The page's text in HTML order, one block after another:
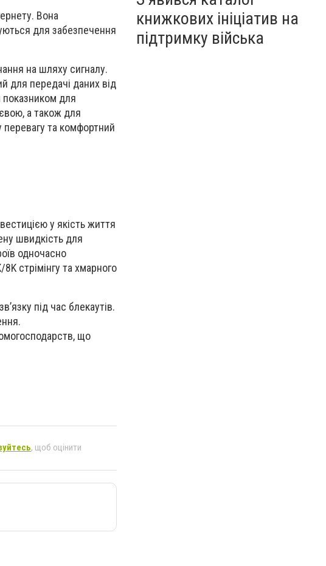
Вона
для забезпечення
на шляху сигналу.
для передачі даних від
для
а також для
перевагу та комфортний
у якість життя
швидкість для
одночасно
стрімінгу та хмарного
під час блекаутів.
що
, щоб оцінити
книжкових ініціатив на
підтримку війська